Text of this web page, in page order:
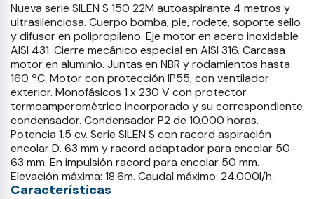
Nueva serie SILEN S 150 22M autoaspirante 4 metros y
ultrasilenciosa. Cuerpo bomba, pie, rodete, soporte sello
y difusor en polipropileno. Eje motor en acero inoxidable
AISI 431. Cierre mecánico especial en AISI 316. Carcasa
motor en aluminio. Juntas en NBR y rodamientos hasta
160 ºC. Motor con protección IP55, con ventilador
exterior. Monofásicos 1 x 230 V con protector
termoamperométrico incorporado y su correspondiente
condensador. Condensador P2 de 10.000 horas.
Potencia 1.5 cv. Serie SILEN S con racord aspiración
encolar D. 63 mm y racord adaptador para encolar 50-
63 mm. En impulsión racord para encolar 50 mm.
Elevación máxima: 18.6m. Caudal máximo: 24.000l/h.
Características